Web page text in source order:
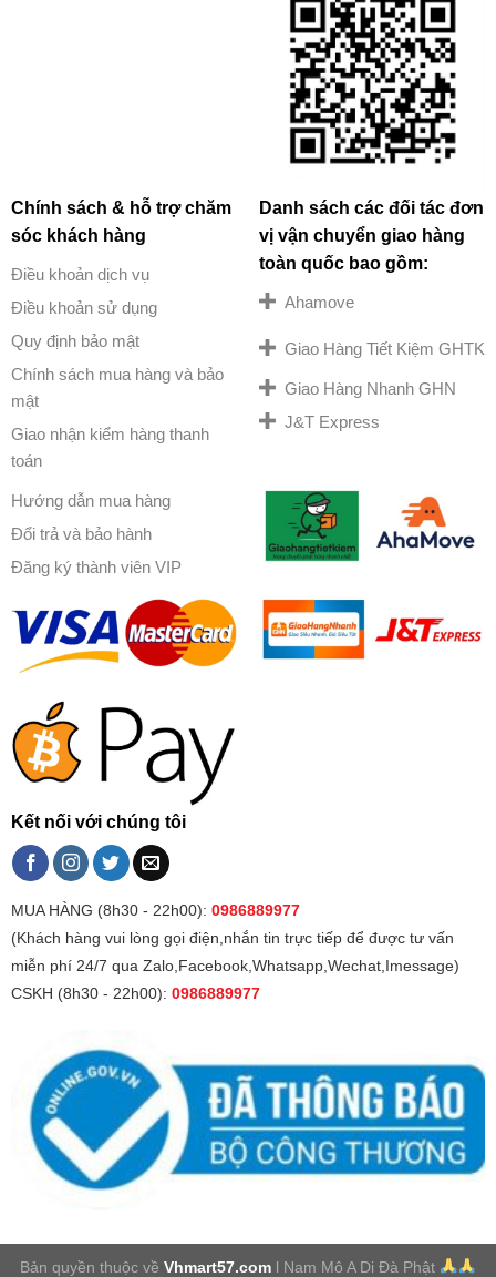
Chính sách & hỗ trợ chăm
sóc khách hàng
Điều khoản dịch vụ
Điều khoản sử dụng
Quy định bảo mật
Chính sách mua hàng và bảo
mật
Giao nhận kiểm hàng thanh
toán
Hướng dẫn mua hàng
Đổi trả và bảo hành
Đăng ký thành viên VIP
Danh sách các đối tác đơn
vị vận chuyển giao hàng
toàn quốc bao gồm:
Ahamove
Giao Hàng Tiết Kiệm GHTK
Giao Hàng Nhanh GHN
J&T Express
Kết nối với chúng tôi
MUA HÀNG (8h30 - 22h00): 0986889977
(Khách hàng vui lòng gọi điện,nhắn tin trực tiếp để được tư vấn
miễn phí 24/7 qua Zalo,Facebook,Whatsapp,Wechat,Imessage)
CSKH (8h30 - 22h00): 0986889977
Bản quyền thuộc vềVhmart57.com l Nam Mô A Di Đà Phật